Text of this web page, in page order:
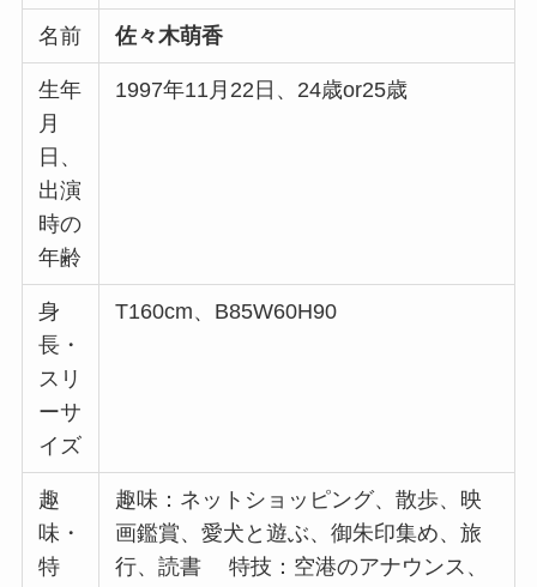
名前 佐々木萌香
生年
月
日、
出演
時の
年齢
1997年11月22日、24歳or25歳
身
長・
スリ
ーサ
イズ
T160cm、B85W60H90
趣
味・
特
趣味：ネットショッピング、散歩、映
画鑑賞、愛犬と遊ぶ、御朱印集め、旅
行、読書 特技：空港のアナウンス、